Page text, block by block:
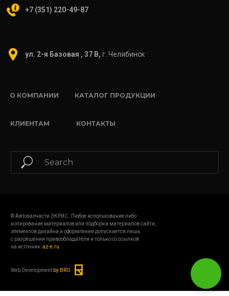
О КОМПАНИИ КАТАЛОГ ПРОДУКЦИИ
КЛИЕНТАМ КОНТАКТЫ
ул. 2-я Базовая , 37 В, г. Челябинск
+7 (351) 220-49-87
© Автозапчасти ЭКРИС. Любое использование либо
копирование материалов или подборки материалов сайта,
элементов дизайна и оформления допускается лишь
с разрешения правообладателя и только со ссылкой
на источник:az-e.ru
Web Development by BRO